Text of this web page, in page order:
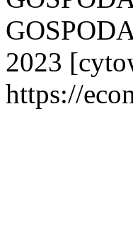
2023
https://